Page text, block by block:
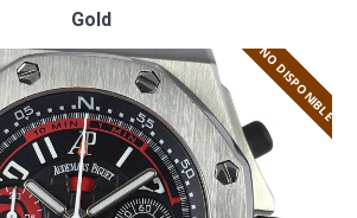
Gold
NO DISPONIBLE